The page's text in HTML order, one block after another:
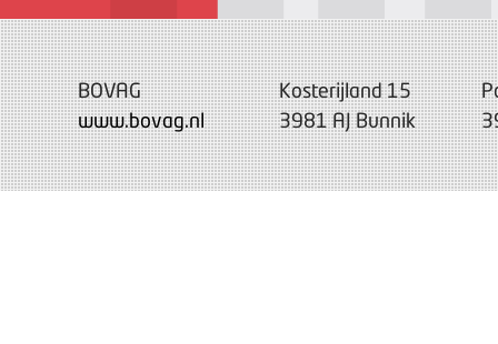
BOVAG
www.bovag.nl
Kosterijland 15
3981 AJ Bunnik